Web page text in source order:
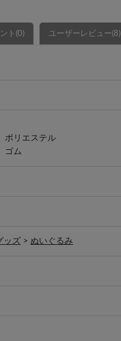
ト(0) ユーザーレビュー(8)
ポリエステル
ゴム
ッズ > ぬいぐるみ